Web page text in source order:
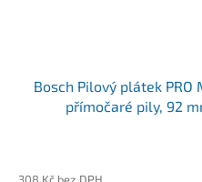
Bosch Pilový plátek PRO
přímočaré pily, 92